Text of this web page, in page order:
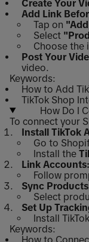
Create Your
Add Link
Tap on
Select
Choose the
Post Your
video.
Keywords:
How to Add
TikTok Shop
How Do I
To connect your
Install TikTok
Go to
Install the
Link Accounts:
Follow
Sync
Select
Set Up
Install
Keywords:
How to